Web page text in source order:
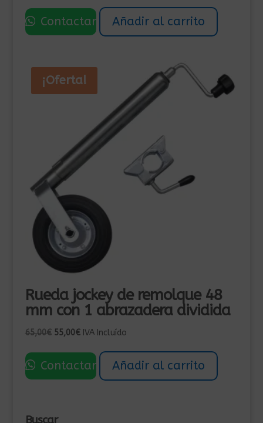
Contactar Añadir al carrito
¡Oferta!
Rueda jockey de remolque 48
mm con 1 abrazadera dividida
65,00€ El
original
era:
55,00€El
actual
es:
IVA Incluído
Contactar Añadir al carrito
Buscar